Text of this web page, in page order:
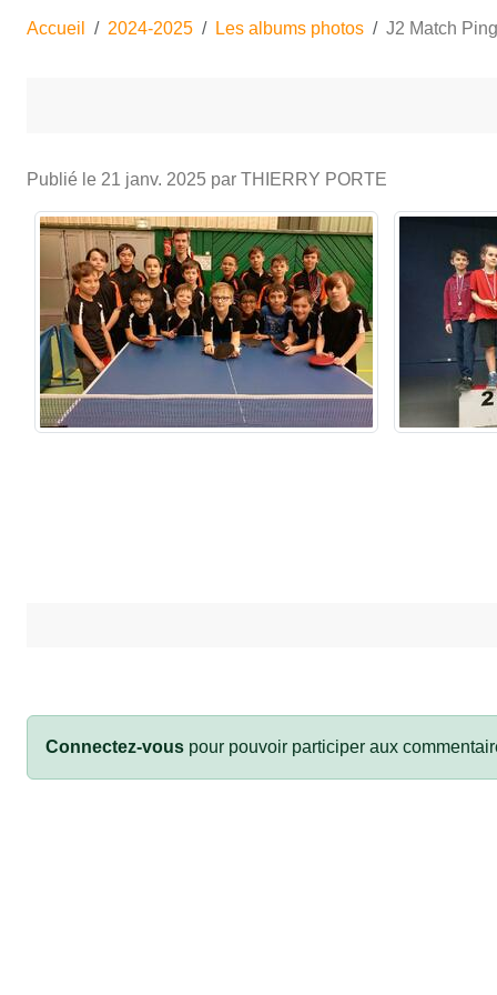
Accueil 2024-2025 Les albums photos J2 Match
Publié le 21 janv. 2025 par THIERRY PORTE
Connectez-vous pour pouvoir participer aux